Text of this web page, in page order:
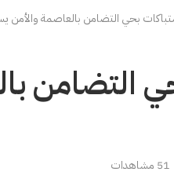
بحي التضامن بالعاصمة والأمن
التضامن
51 مشاهدات